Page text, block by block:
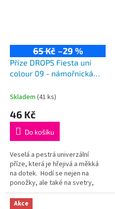
65 Kč –29 %
Příze DROPS Fiesta uni
colour 09 - námořnická
Skladem (41 ks)
46 Kč
Do košíku
Veselá a pestrá univerzální
příze, která je hřejivá a měkká
na dotek. Hodí se nejen na
ponožky, ale také na svetry,
kardigany či čepice! Složení:
75% vlna, 25% polyamid...
Akce